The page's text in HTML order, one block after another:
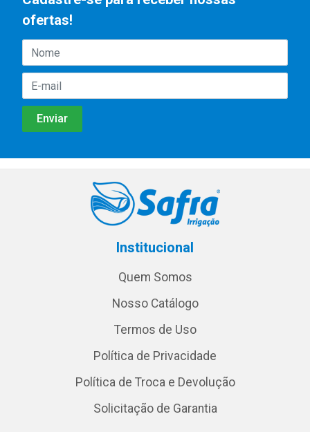
ofertas!
Institucional
Quem Somos
Nosso Catálogo
Termos de Uso
Política de Privacidade
Política de Troca e Devolução
Solicitação de Garantia